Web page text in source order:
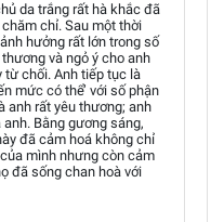
da trắng rất hà khắc đã
chỉ. Sau một thời
hưởng rất lớn trong số
và ngỏ ý cho anh
chối. Anh tiếp tục là
mức có thể’ với số phận
anh rất yêu thương; anh
Bằng gương sáng,
đã cảm hoá không chỉ
mình nhưng còn cảm
đã sống chan hoà với